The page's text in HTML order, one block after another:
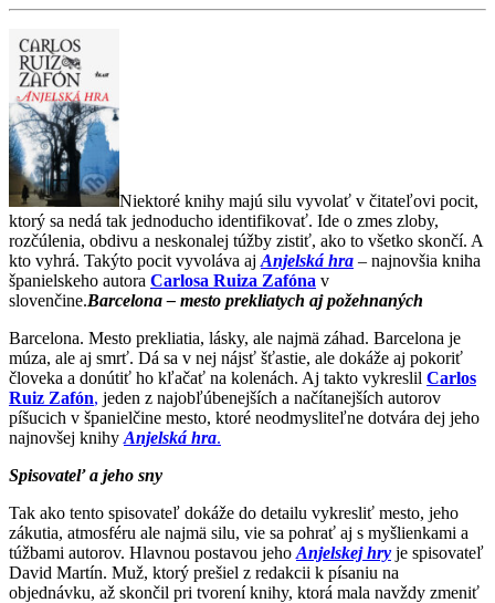
Niektoré knihy majú silu vyvolať v čitateľovi pocit,
ktorý sa nedá tak jednoducho identifikovať. Ide o zmes zloby,
rozčúlenia, obdivu a neskonalej túžby zistiť, ako to všetko skončí. A
kto vyhrá. Takýto pocit vyvoláva aj Anjelská hra – najnovšia kniha
španielskeho autora Carlosa Ruiza Zafóna v
slovenčine.Barcelona – mesto prekliatych aj požehnaných
Barcelona. Mesto prekliatia, lásky, ale najmä záhad. Barcelona je
múza, ale aj smrť. Dá sa v nej nájsť šťastie, ale dokáže aj pokoriť
človeka a donútiť ho kľačať na kolenách. Aj takto vykreslil Carlos
Ruiz Zafón, jeden z najobľúbenejších a načítanejších autorov
píšucich v španielčine mesto, ktoré neodmysliteľne dotvára dej jeho
najnovšej knihy Anjelská hra.
Spisovateľ a jeho sny
Tak ako tento spisovateľ dokáže do detailu vykresliť mesto, jeho
zákutia, atmosféru ale najmä silu, vie sa pohrať aj s myšlienkami a
túžbami autorov. Hlavnou postavou jeho Anjelskej hry je spisovateľ
David Martín. Muž, ktorý prešiel z redakcii k písaniu na
objednávku, až skončil pri tvorení knihy, ktorá mala navždy zmeniť